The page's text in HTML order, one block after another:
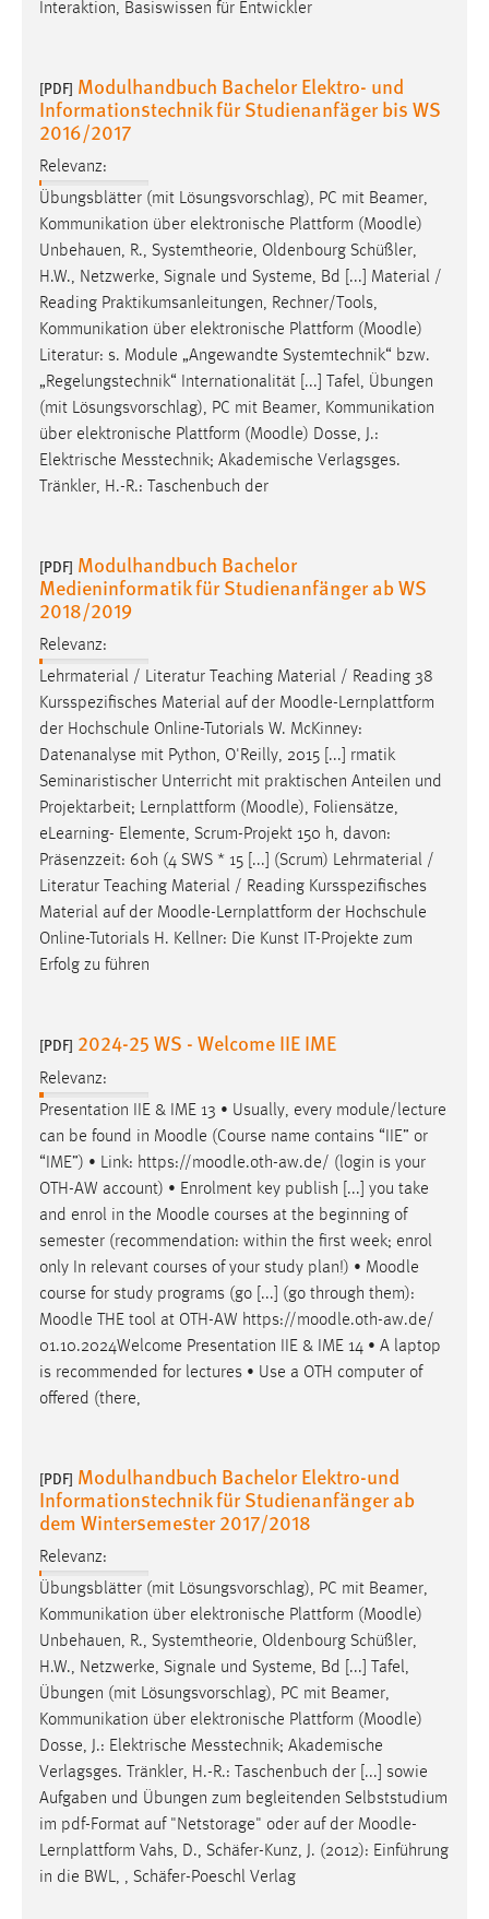
Interaktion, Basiswissen für Entwickler
[PDF] Modulhandbuch Bachelor Elektro- und
Informationstechnik für Studienanfäger bis WS
2016/2017
Relevanz:
Übungsblätter (mit Lösungsvorschlag), PC mit Beamer,
Kommunikation über elektronische Plattform (Moodle)
Unbehauen, R., Systemtheorie, Oldenbourg Schüßler,
H.W., Netzwerke, Signale und Systeme, Bd [...] Material /
Reading Praktikumsanleitungen, Rechner/Tools,
Kommunikation über elektronische Plattform (Moodle)
Literatur: s. Module „Angewandte Systemtechnik“ bzw.
„Regelungstechnik“ Internationalität [...] Tafel, Übungen
(mit Lösungsvorschlag), PC mit Beamer, Kommunikation
über elektronische Plattform (Moodle) Dosse, J.:
Elektrische Messtechnik; Akademische Verlagsges.
Tränkler, H.-R.: Taschenbuch der
[PDF] Modulhandbuch Bachelor
Medieninformatik für Studienanfänger ab WS
2018/2019
Relevanz:
Lehrmaterial / Literatur Teaching Material / Reading 38
Kursspezifisches Material auf der Moodle-Lernplattform
der Hochschule Online-Tutorials W. McKinney:
Datenanalyse mit Python, O'Reilly, 2015 [...] rmatik
Seminaristischer Unterricht mit praktischen Anteilen und
Projektarbeit; Lernplattform (Moodle), Foliensätze,
eLearning- Elemente, Scrum-Projekt 150 h, davon:
Präsenzzeit: 60h (4 SWS * 15 [...] (Scrum) Lehrmaterial /
Literatur Teaching Material / Reading Kursspezifisches
Material auf der Moodle-Lernplattform der Hochschule
Online-Tutorials H. Kellner: Die Kunst IT-Projekte zum
Erfolg zu führen
[PDF] 2024-25 WS - Welcome IIE IME
Relevanz:
Presentation IIE & IME 13 • Usually, every module/lecture
can be found in Moodle (Course name contains “IIE” or
“IME”) • Link: https://moodle.oth-aw.de/ (login is your
OTH-AW account) • Enrolment key publish [...] you take
and enrol in the Moodle courses at the beginning of
semester (recommendation: within the first week; enrol
only In relevant courses of your study plan!) • Moodle
course for study programs (go [...] (go through them):
Moodle THE tool at OTH-AW https://moodle.oth-aw.de/
01.10.2024Welcome Presentation IIE & IME 14 • A laptop
is recommended for lectures • Use a OTH computer of
offered (there,
[PDF] Modulhandbuch Bachelor Elektro-und
Informationstechnik für Studienanfänger ab
dem Wintersemester 2017/2018
Relevanz:
Übungsblätter (mit Lösungsvorschlag), PC mit Beamer,
Kommunikation über elektronische Plattform (Moodle)
Unbehauen, R., Systemtheorie, Oldenbourg Schüßler,
H.W., Netzwerke, Signale und Systeme, Bd [...] Tafel,
Übungen (mit Lösungsvorschlag), PC mit Beamer,
Kommunikation über elektronische Plattform (Moodle)
Dosse, J.: Elektrische Messtechnik; Akademische
Verlagsges. Tränkler, H.-R.: Taschenbuch der [...] sowie
Aufgaben und Übungen zum begleitenden Selbststudium
im pdf-Format auf "Netstorage" oder auf der Moodle-
Lernplattform Vahs, D., Schäfer-Kunz, J. (2012): Einführung
in die BWL, , Schäfer-Poeschl Verlag